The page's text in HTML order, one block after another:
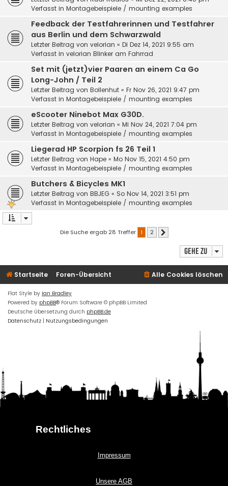
Verfasst in Montagebeispiele / mounting examples
Feedback der Testfahrerinnen und Testfahrer
aus Berlin und dem Schwarzwald
Letzter Beitrag von velorian « Di Dez 14, 2021 9:55 am
Verfasst in velorian Blinker am Fahrrad
Set mit (jetzt)vier Paaren an einem Ca Go
Long-John / Teil 2
Letzter Beitrag von Bollenhut « Fr Nov 26, 2021 9:47 pm
Verfasst in Montagebeispiele / mounting examples
eScooter Ninebot Max G30D.
Letzter Beitrag von velorian « Mi Nov 24, 2021 7:04 pm
Verfasst in Montagebeispiele / mounting examples
Liegerad HP Scorpion fs 26 Teil 1
Letzter Beitrag von Hape « Mo Nov 15, 2021 4:50 pm
Verfasst in Montagebeispiele / mounting examples
Butchers & Bicycles MK1
Letzter Beitrag von BBJEG « So Nov 14, 2021 3:51 pm
Verfasst in Montagebeispiele / mounting examples
Die Suche ergab 28 Treffer 1 2
Gehe zu
Startseite Foren-Übersicht Alle Cookies löschen
Flat Style by Ian Bradley
Powered by phpBB® Forum Software © phpBB Limited
Deutsche Übersetzung durch phpBB.de
Datenschutz | Nutzungsbedingungen
Rechtliches
Impressum
Unsere AGB